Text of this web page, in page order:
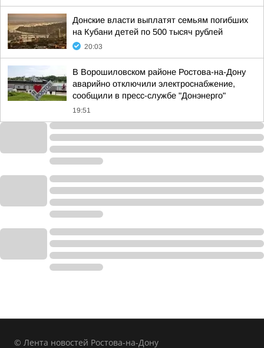
Донские власти выплатят семьям погибших
на Кубани детей по 500 тысяч рублей
20:03
В Ворошиловском районе Ростова-на-Дону
аварийно отключили электроснабжение,
сообщили в пресс-службе "Донэнерго"
19:51
© Лента новостей Ростова-на-Дону